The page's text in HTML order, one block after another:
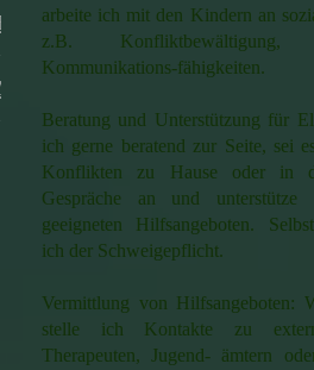
arbeite ich mit den Kindern an
z.B.
Kommunikations-fähigkeiten.
Beratung und Unterstützung für
ich gerne beratend zur Seite, sei
Konflikten zu Hause oder in
Gespräche an und
geeigneten Hilfsangeboten.
ich der Schweigepflicht.
Vermittlung von Hilfsangeboten:
stelle ich Kontakte zu
Therapeuten, Jugend- ämtern